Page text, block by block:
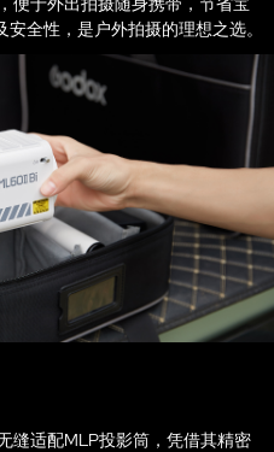
全性，是户外拍摄的理想之选。
缝适配MLP投影筒，凭借其精密